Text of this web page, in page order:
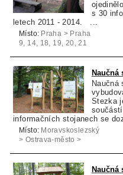
s 30
letech 2011 - 2014. ...
Místo: Praha > Praha
9, 14, 18, 19, 20, 21
Naučná
Stezka
informačních stojanech se
Místo: Moravskoslezský
> Ostrava-město >
Naučná